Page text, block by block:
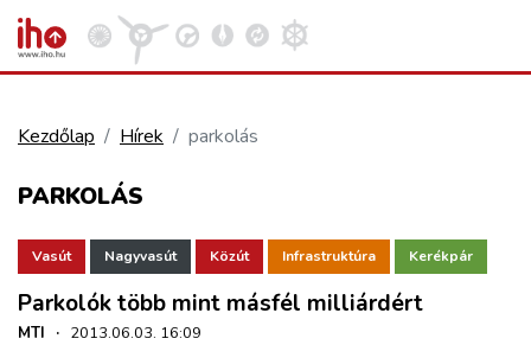
KÖZÚT
REPÜLÉS
Kezdőlap Hírek parkolás
PARKOLÁS
Vasút Nagyvasút Közút Infrastruktúra Kerékpár
Parkolók több mint másfél milliárdért
MTI · 2013.06.03. 16:09